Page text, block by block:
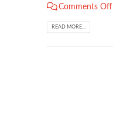
Comments Off
READ MORE...